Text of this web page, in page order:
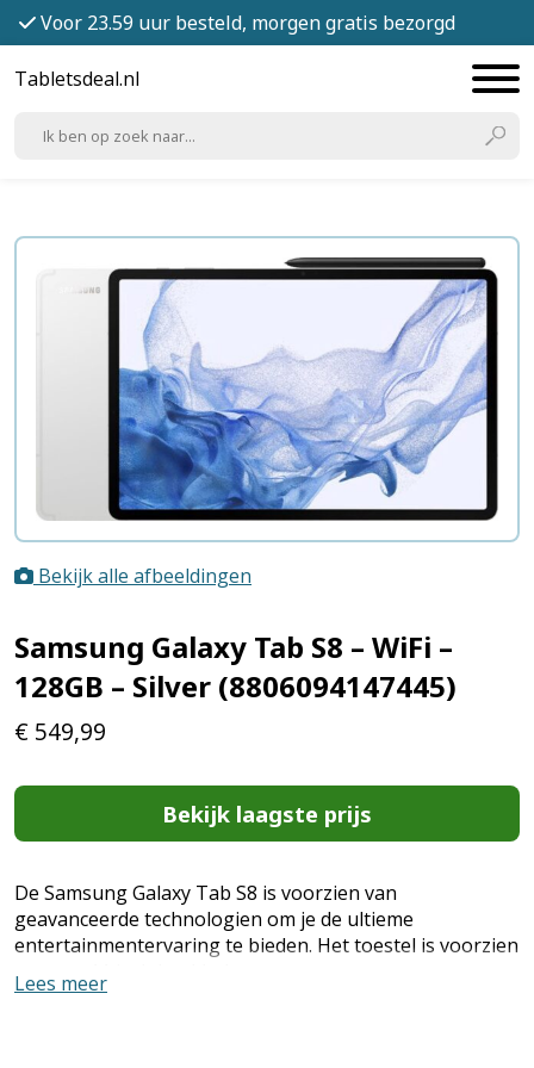
Voor 23.59 uur besteld, morgen gratis bezorgd
Tabletsdeal.nl
Bekijk alle afbeeldingen
Samsung Galaxy Tab S8 – WiFi –
128GB – Silver (8806094147445)
€ 549,99
Bekijk laagste prijs
De Samsung Galaxy Tab S8 is voorzien van
geavanceerde technologien om je de ultieme
entertainmentervaring te bieden. Het toestel is voorzien
van een 11 inch beeldscherm met een
vernieuwingsfrequentie van 120 Hz. De S pen zorgt voor
Lees meer